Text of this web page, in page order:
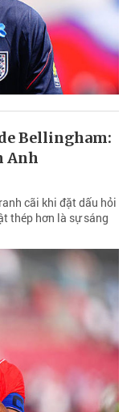
Bellingham:
Anh
cãi khi đặt dấu hỏi
thép hơn là sự sáng